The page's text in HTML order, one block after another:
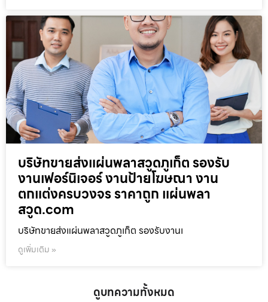
บริษัทขายส่งแผ่นพลาสวูดภูเก็ต รองรับ
งานเฟอร์นิเจอร์ งานป้ายโฆษณา งาน
ตกแต่งครบวงจร ราคาถูก แผ่นพลา
สวูด.com
บริษัทขายส่งแผ่นพลาสวูดภูเก็ต รองรับงานเ
ดูเพิ่มเติม »
ดูบทความทั้งหมด